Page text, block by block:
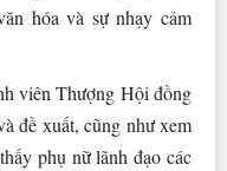
hóa và sự nhạy cảm
viên Thượng Hội đồng
đề xuất, cũng như xem
phụ nữ lãnh đạo các